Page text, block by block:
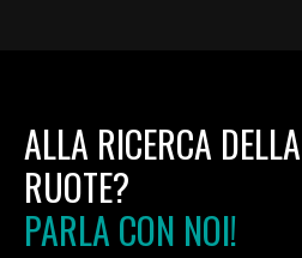
ALLA RICERCA
RUOTE?
PARLA CON NOI!